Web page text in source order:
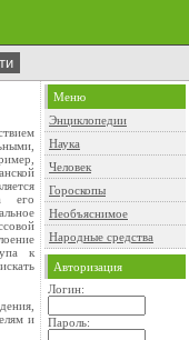
его
к
и
Меню
Энциклопедии
Наука
Человек
Гороскопы
Необъяснимое
Народные средства
Авторизация
Логин:
Пароль: